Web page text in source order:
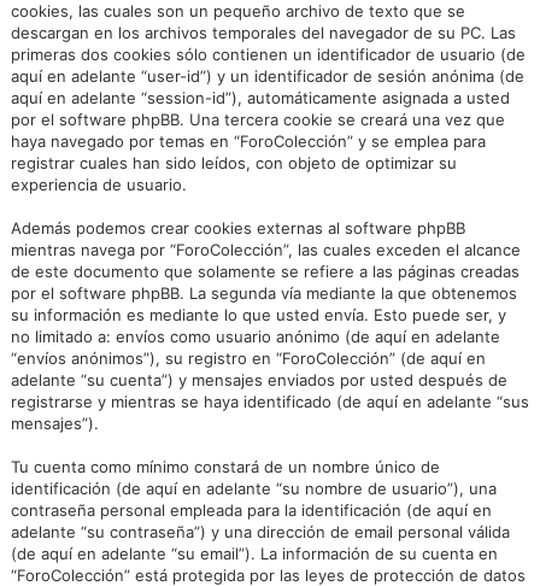
cookies, las cuales son un pequeño archivo de texto que se
descargan en los archivos temporales del navegador de su PC. Las
primeras dos cookies sólo contienen un identificador de usuario (de
aquí en adelante “user-id”) y un identificador de sesión anónima (de
aquí en adelante “session-id”), automáticamente asignada a usted
por el software phpBB. Una tercera cookie se creará una vez que
haya navegado por temas en “ForoColección” y se emplea para
registrar cuales han sido leídos, con objeto de optimizar su
experiencia de usuario.
Además podemos crear cookies externas al software phpBB
mientras navega por “ForoColección”, las cuales exceden el alcance
de este documento que solamente se refiere a las páginas creadas
por el software phpBB. La segunda vía mediante la que obtenemos
su información es mediante lo que usted envía. Esto puede ser, y
no limitado a: envíos como usuario anónimo (de aquí en adelante
“envíos anónimos”), su registro en “ForoColección” (de aquí en
adelante “su cuenta”) y mensajes enviados por usted después de
registrarse y mientras se haya identificado (de aquí en adelante “sus
mensajes”).
Tu cuenta como mínimo constará de un nombre único de
identificación (de aquí en adelante “su nombre de usuario”), una
contraseña personal empleada para la identificación (de aquí en
adelante “su contraseña”) y una dirección de email personal válida
(de aquí en adelante “su email”). La información de su cuenta en
“ForoColección” está protegida por las leyes de protección de datos